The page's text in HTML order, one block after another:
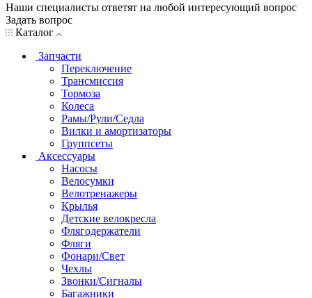
Наши специалисты ответят на любой интересующий вопрос
Задать вопрос
Каталог
Запчасти
Переключение
Трансмиссия
Тормоза
Колеса
Рамы/Рули/Седла
Вилки и амортизаторы
Группсеты
Аксессуары
Насосы
Велосумки
Велотренажеры
Крылья
Детские велокресла
Флягодержатели
Фляги
Фонари/Свет
Чехлы
Звонки/Сигналы
Багажники